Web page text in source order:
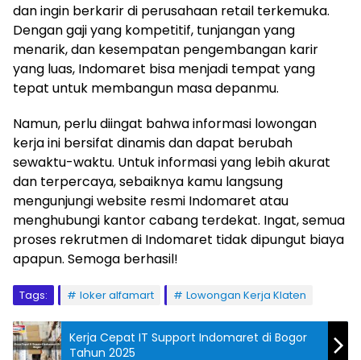
dan ingin berkarir di perusahaan retail terkemuka.
Dengan gaji yang kompetitif, tunjangan yang
menarik, dan kesempatan pengembangan karir
yang luas, Indomaret bisa menjadi tempat yang
tepat untuk membangun masa depanmu.
Namun, perlu diingat bahwa informasi lowongan
kerja ini bersifat dinamis dan dapat berubah
sewaktu-waktu. Untuk informasi yang lebih akurat
dan terpercaya, sebaiknya kamu langsung
mengunjungi website resmi Indomaret atau
menghubungi kantor cabang terdekat. Ingat, semua
proses rekrutmen di Indomaret tidak dipungut biaya
apapun. Semoga berhasil!
Tags: loker alfamart Lowongan Kerja Klaten
Kerja Cepat IT Support Indomaret di Bogor
Tahun 2025